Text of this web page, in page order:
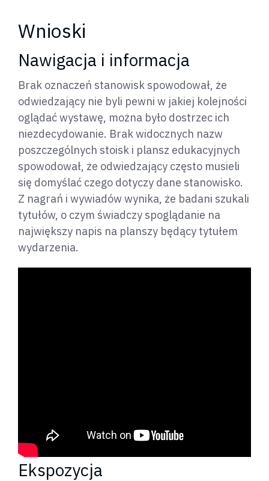
Wnioski
Nawigacja i informacja
Brak oznaczeń stanowisk spowodował, że
odwiedzający nie byli pewni w jakiej kolejności
oglądać wystawę, można było dostrzec ich
niezdecydowanie. Brak widocznych nazw
poszczególnych stoisk i plansz edukacyjnych
spowodował, że odwiedzający często musieli
się domyślać czego dotyczy dane stanowisko.
Z nagrań i wywiadów wynika, że badani szukali
tytułów, o czym świadczy spoglądanie na
największy napis na planszy będący tytułem
wydarzenia.
Ekspozycja